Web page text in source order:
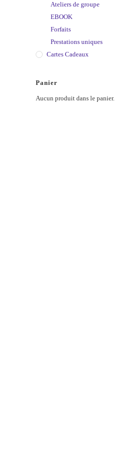
Ateliers de groupe
EBOOK
Forfaits
Prestations uniques
Cartes Cadeaux
Panier
Aucun produit dans le panier.